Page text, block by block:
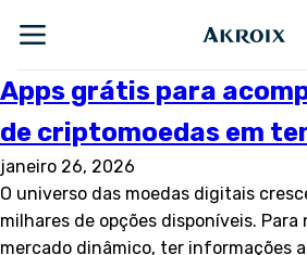
Apps grátis para
de criptomoedas em
janeiro 26, 2026
O universo das moedas digitais
milhares de opções disponíveis. Para
mercado dinâmico, ter informações